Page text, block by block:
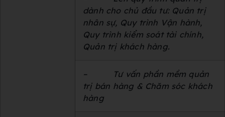
dành cho chủ đầu tư: Quản trị
nhân sự, Quy trình Vận hành,
Quy trình kiểm soát tài chính,
Quản trị khách hàng.
–
Tư vấn phần mềm quản
trị bán hàng & Chăm sóc khách
hàng